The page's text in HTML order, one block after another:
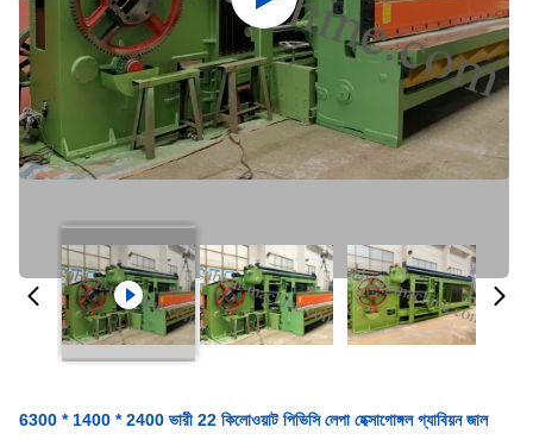
6300 * 1400 * 2400 ভারী 22 কিলোওয়াট পিভিসি লেপা হেক্সাগোঙ্গল গ্যাবিয়ন জাল